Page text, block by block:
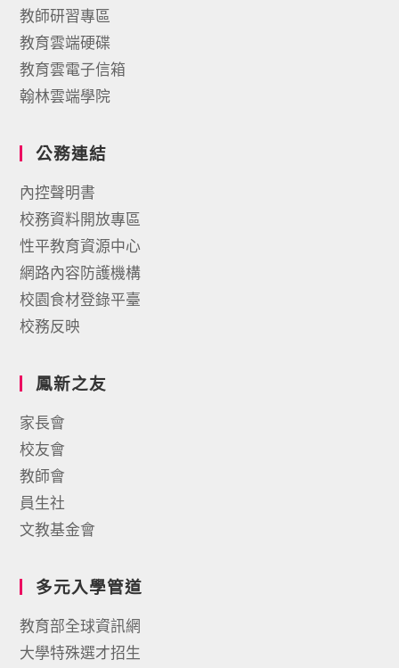
教師研習專區
教育雲端硬碟
教育雲電子信箱
翰林雲端學院
公務連結
內控聲明書
校務資料開放專區
性平教育資源中心
網路內容防護機構
校園食材登錄平臺
校務反映
鳳新之友
家長會
校友會
教師會
員生社
文教基金會
多元入學管道
教育部全球資訊網
大學特殊選才招生